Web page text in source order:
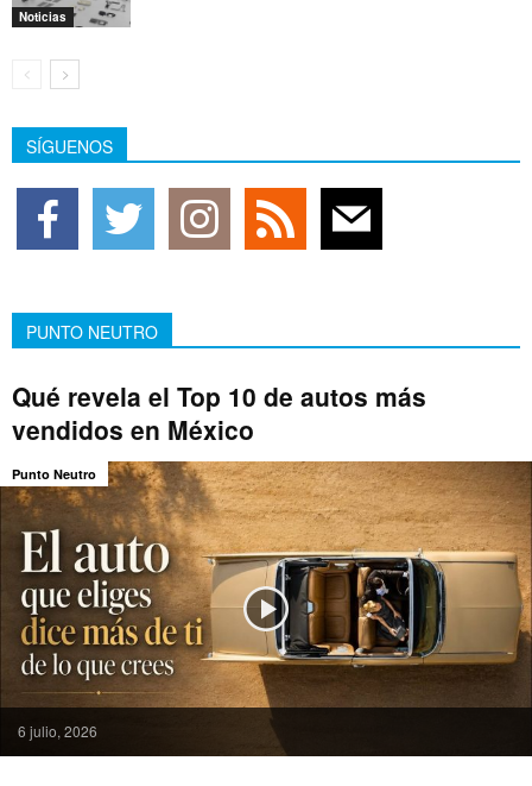
Noticias
SÍGUENOS
PUNTO NEUTRO
Qué revela el Top 10 de autos más
vendidos en México
6 julio, 2026
Punto Neutro